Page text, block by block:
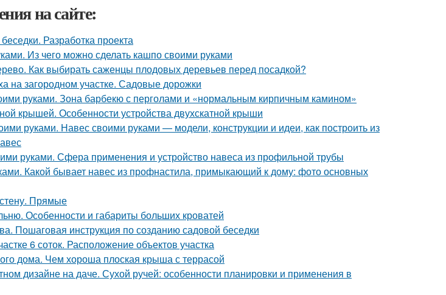
на сайте:
Разработка проекта
Из чего можно сделать кашпо своими руками
Как выбирать саженцы плодовых деревьев перед посадкой?
на загородном участке. Садовые дорожки
руками. Зона барбекю с перголами и «нормальным кирпичным камином»
крышей. Особенности устройства двухскатной крыши
руками. Навес своими руками — модели, конструкции и идеи, как построить из
руками. Сфера применения и устройство навеса из профильной трубы
Какой бывает навес из профнастила, примыкающий к дому: фото основных
Прямые
Особенности и габариты больших кроватей
Пошаговая инструкция по созданию садовой беседки
6 соток. Расположение объектов участка
дома. Чем хороша плоская крыша с террасой
дизайне на даче. Сухой ручей: особенности планировки и применения в